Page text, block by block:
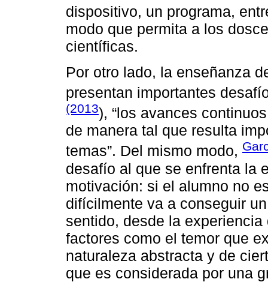
dispositivo, un programa,
modo que permita a los
científicas.
Por otro lado, la enseñanza
presentan importantes
(2013), “los avances
de manera tal que resulta
temas”. Del mismo modo,
desafío al que se enfrenta la
motivación: si el alumno no
difícilmente va a conseguir
sentido, desde la
factores como el temor que
naturaleza abstracta y de
que es considerada por una